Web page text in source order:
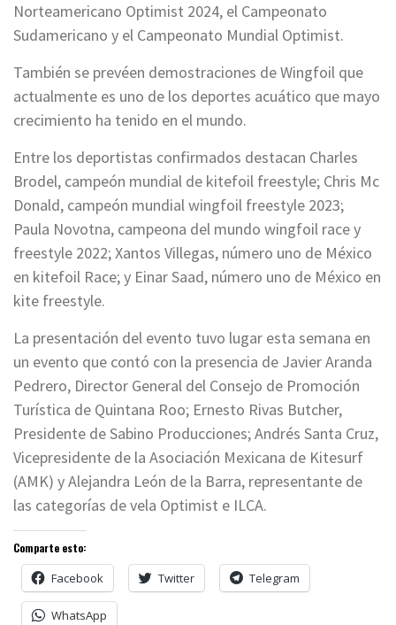
Norteamericano Optimist 2024, el Campeonato
Sudamericano y el Campeonato Mundial Optimist.
También se prevéen demostraciones de Wingfoil que
actualmente es uno de los deportes acuático que mayo
crecimiento ha tenido en el mundo.
Entre los deportistas confirmados destacan Charles
Brodel, campeón mundial de kitefoil freestyle; Chris Mc
Donald, campeón mundial wingfoil freestyle 2023;
Paula Novotna, campeona del mundo wingfoil race y
freestyle 2022; Xantos Villegas, número uno de México
en kitefoil Race; y Einar Saad, número uno de México en
kite freestyle.
La presentación del evento tuvo lugar esta semana en
un evento que contó con la presencia de Javier Aranda
Pedrero, Director General del Consejo de Promoción
Turística de Quintana Roo; Ernesto Rivas Butcher,
Presidente de Sabino Producciones; Andrés Santa Cruz,
Vicepresidente de la Asociación Mexicana de Kitesurf
(AMK) y Alejandra León de la Barra, representante de
las categorías de vela Optimist e ILCA.
Comparte esto:
Facebook Twitter Telegram
WhatsApp